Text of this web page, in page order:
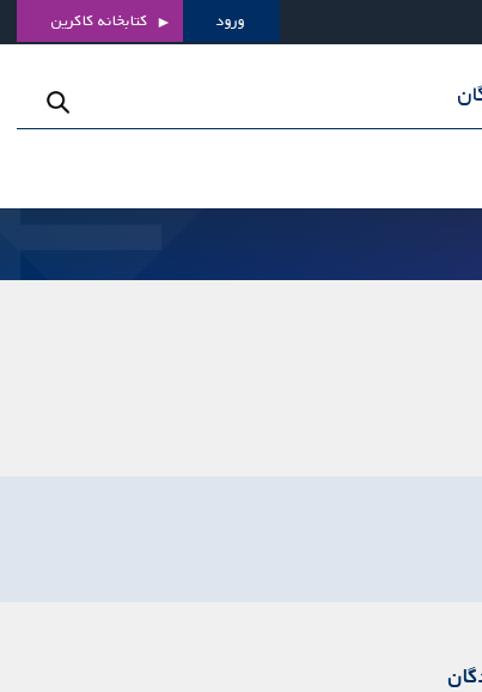
ورود کتابخانه کاکرین